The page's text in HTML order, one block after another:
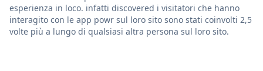
esperienza in loco. infatti discovered i visitatori che hanno
interagito con le app powr sul loro sito sono stati coinvolti 2,5
volte più a lungo di qualsiasi altra persona sul loro sito.